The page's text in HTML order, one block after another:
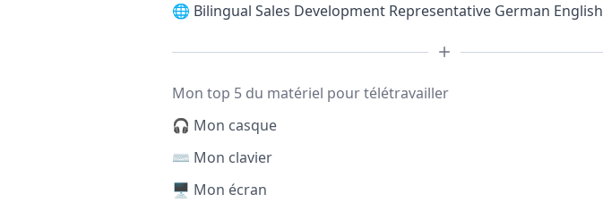
🌐 Bilingual Sales Development Representative German English
Mon top 5 du matériel pour télétravailler
🎧 Mon casque
⌨️ Mon clavier
🖥️ Mon écran